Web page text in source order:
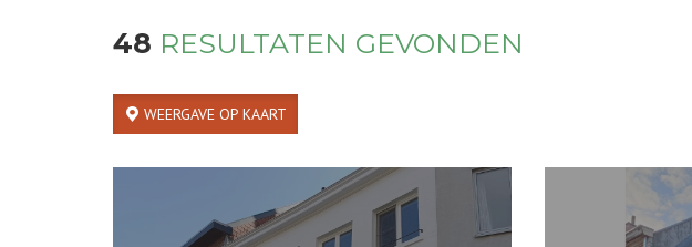
48 RESULTATEN GEVONDEN
WEERGAVE OP KAART